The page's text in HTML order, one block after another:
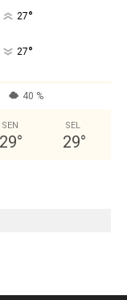
27°
27°
40 %
SEN
29°
SEL
29°